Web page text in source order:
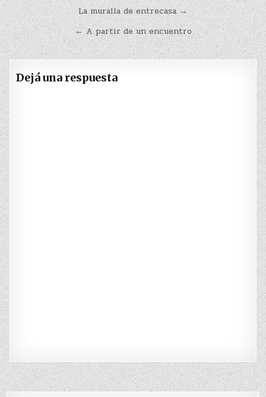
Navegación
de
entradas
La muralla de entrecasa →
← A partir de un encuentro
Dejá una respuesta